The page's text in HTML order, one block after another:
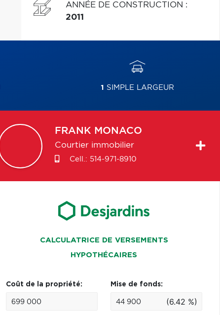
ANNÉE DE CONSTRUCTION :
2011
1 SIMPLE LARGEUR
FRANK MONACO
Courtier immobilier
Cell.: 514-971-8910
CALCULATRICE DE VERSEMENTS
HYPOTHÉCAIRES
Coût de la propriété: Mise de fonds:
(6.42 %)